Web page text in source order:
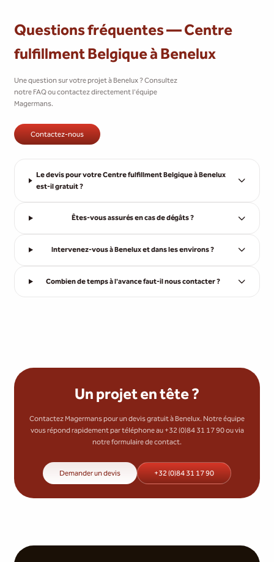
Questions fréquentes — Centre
fulfillment Belgique à Benelux
Une question sur votre projet à Benelux ? Consultez
notre FAQ ou contactez directement l'équipe
Magermans.
Contactez-nous
Le devis pour votre Centre fulfillment Belgique à Benelux
est-il gratuit ?
Êtes-vous assurés en cas de dégâts ?
Intervenez-vous à Benelux et dans les environs ?
Combien de temps à l'avance faut-il nous contacter ?
Un projet en tête ?
Contactez Magermans pour un devis gratuit à Benelux. Notre équipe
vous répond rapidement par téléphone au +32 (0)84 31 17 90 ou via
notre formulaire de contact.
Demander un devis +32 (0)84 31 17 90